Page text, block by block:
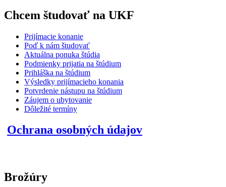
Chcem študovať na UKF
Prijímacie konanie
Poď k nám študovať
Aktuálna ponuka štúdia
Podmienky prijatia na štúdium
Prihláška na štúdium
Výsledky prijímacieho konania
Potvrdenie nástupu na štúdium
Záujem o ubytovanie
Dôležité termíny
Ochrana osobných údajov
Brožúry